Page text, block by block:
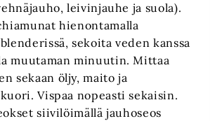
leivinjauhe ja suola).
hienontamalla
sekoita veden kanssa
muutaman minuutin. Mittaa
sekaan öljy, maito ja
Vispaa nopeasti sekaisin.
siivilöimällä jauhoseos